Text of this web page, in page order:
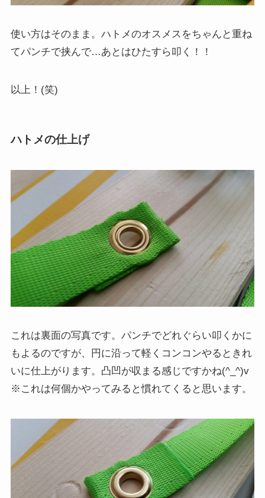
使い方はそのまま。ハトメのオスメスをちゃんと重ね
てパンチで挟んで…あとはひたすら叩く！！
以上！(笑)
ハトメの仕上げ
これは裏面の写真です。パンチでどれぐらい叩くかに
もよるのですが、円に沿って軽くコンコンやるときれ
いに仕上がります。凸凹が収まる感じですかね(^_^)v
※これは何個かやってみると慣れてくると思います。